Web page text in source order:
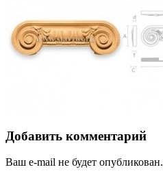
Добавить комментарий
Ваш e-mail не будет опубликован.